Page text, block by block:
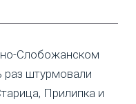
Слобожанском
раз штурмовали
Прилипка и